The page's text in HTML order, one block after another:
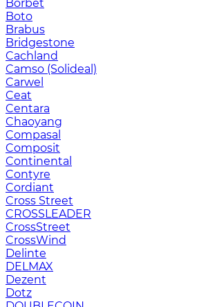
Borbet
Boto
Brabus
Bridgestone
Cachland
Camso (Solideal)
Carwel
Ceat
Centara
Chaoyang
Compasal
Composit
Continental
Contyre
Cordiant
Cross Street
CROSSLEADER
CrossStreet
CrossWind
Delinte
DELMAX
Dezent
Dotz